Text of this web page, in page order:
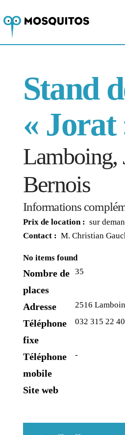
Stand
« Jorat
Lamboing,
Bernois
Informations
Prix de location : sur
Contact : M. Christian
No items found
Nombre de
places
35
Adresse 2516
Téléphone
fixe
032 315 22 40
Téléphone
mobile
-
Site web